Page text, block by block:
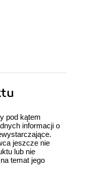
pod kątem
informacji o
jeszcze nie
lub nie
temat jego